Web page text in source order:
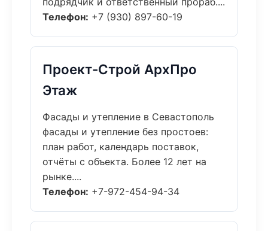
Телефон: +7 (930) 897-60-19
Проект-Строй АрхПро
Этаж
Фасады и утепление в Севастополь
фасады и утепление без простоев:
план работ, календарь поставок,
отчёты с объекта. Более 12 лет на
рынке....
Телефон: +7-972-454-94-34